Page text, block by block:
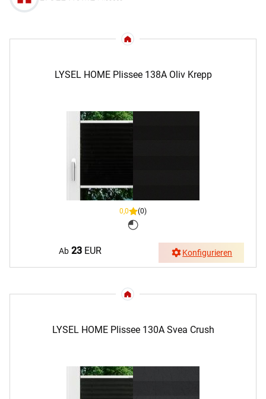
LYSEL HOME Plissee 138A Oliv Krepp
0,0 (0)
Ab 23 EUR Konfigurieren
LYSEL HOME Plissee 130A Svea Crush